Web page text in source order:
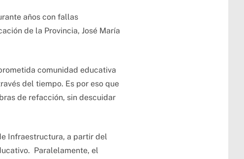
años con fallas
de la Provincia, José María
comunidad educativa
del tiempo. Es por eso que
de refacción, sin descuidar
Infraestructura, a partir del
Paralelamente, el